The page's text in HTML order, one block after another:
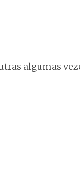
algumas